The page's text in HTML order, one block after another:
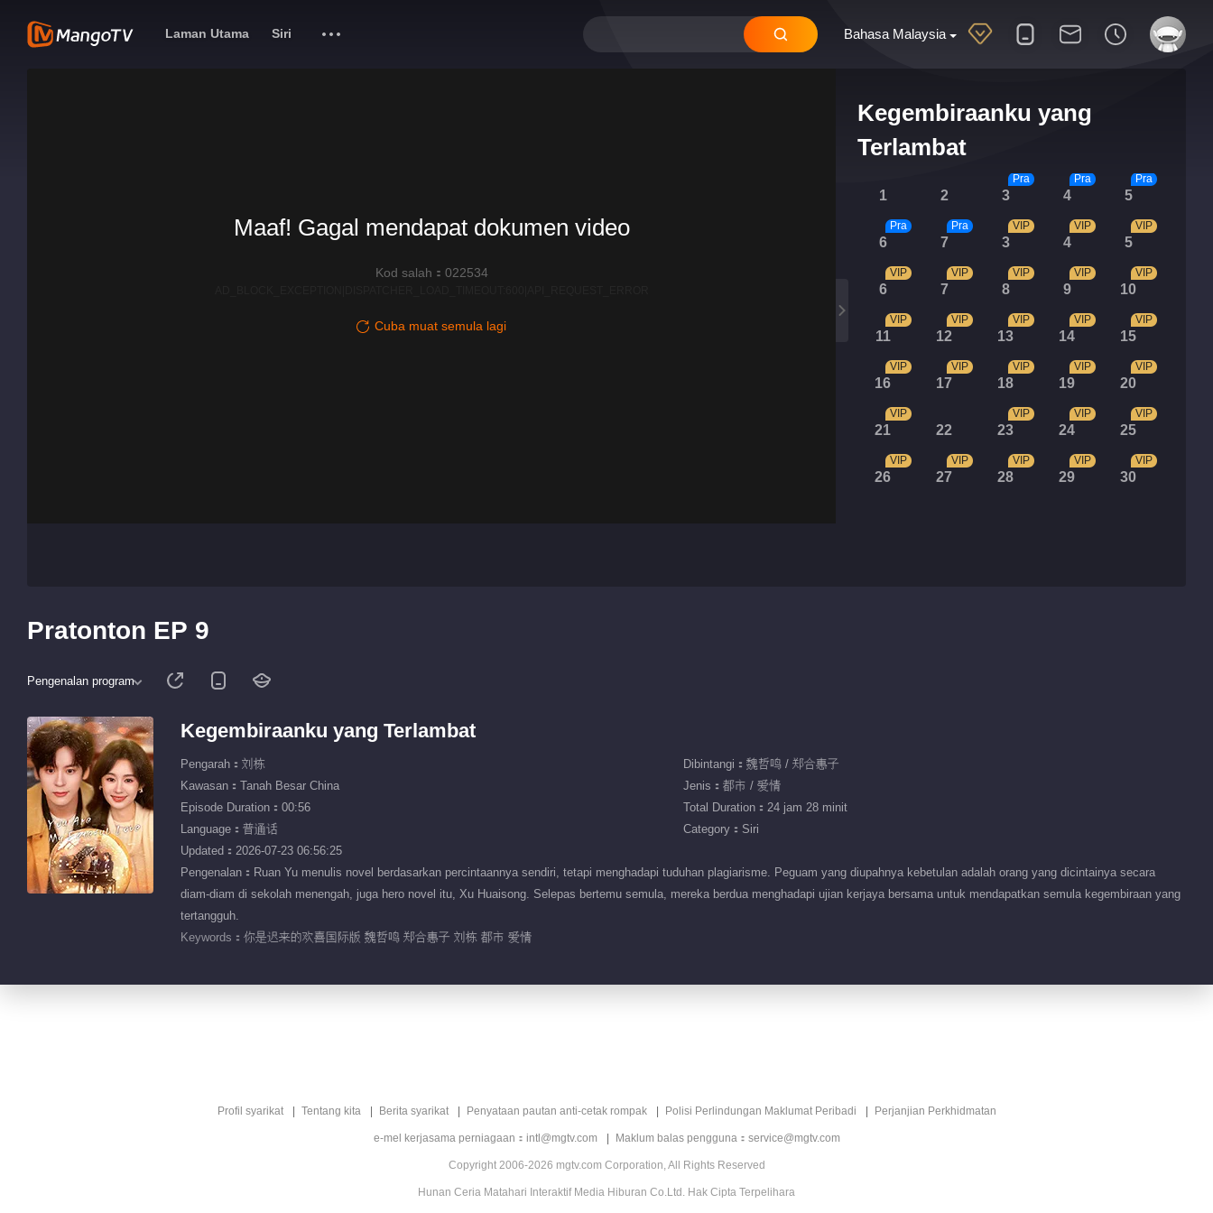
Bahasa Malaysia
Laman Utama Siri
Kegembiraanku yang
Terlambat
1 2 3
Pra
4
Pra
5
Pra
6
Pra
7
Pra
3
VIP
4
VIP
5
VIP
6
VIP
7
VIP
8
VIP
9
VIP
10
VIP
11
VIP
12
VIP
13
VIP
14
VIP
15
VIP
16
VIP
17
VIP
18
VIP
19
VIP
20
VIP
21
VIP
22 23
VIP
24
VIP
25
VIP
26
VIP
27
VIP
28
VIP
29
VIP
30
VIP
Maaf! Gagal mendapat dokumen video
Kod salah：022534
Cuba muat semula lagi
Pratonton EP 9
Pengenalan program
Kegembiraanku yang Terlambat
Pengarah：刘栋
Dibintangi：魏哲鸣 / 郑合惠子
Kawasan：Tanah Besar China
Jenis：都市 / 爱情
Episode Duration：00:56
Total Duration：24 jam 28 minit
Language：普通话
Category：Siri
Updated：2026-07-23 06:56:25
Pengenalan：Ruan Yu menulis novel berdasarkan percintaannya sendiri, tetapi menghadapi tuduhan plagiarisme. Peguam yang diupahnya kebetulan adalah orang yang dicintainya secara
diam-diam di sekolah menengah, juga hero novel itu, Xu Huaisong. Selepas bertemu semula, mereka berdua menghadapi ujian kerjaya bersama untuk mendapatkan semula kegembiraan yang
tertangguh.
Keywords： 你是迟来的欢喜国际版 魏哲鸣 郑合惠子 刘栋 都市 爱情
Profil syarikat Tentang kita Berita syarikat Penyataan pautan anti-cetak rompak Polisi Perlindungan Maklumat Peribadi Perjanjian Perkhidmatan
e-mel kerjasama perniagaan：intl@mgtv.com Maklum balas pengguna：service@mgtv.com
Copyright 2006-2026 mgtv.com Corporation, All Rights Reserved
Hunan Ceria Matahari Interaktif Media Hiburan Co.Ltd. Hak Cipta Terpelihara